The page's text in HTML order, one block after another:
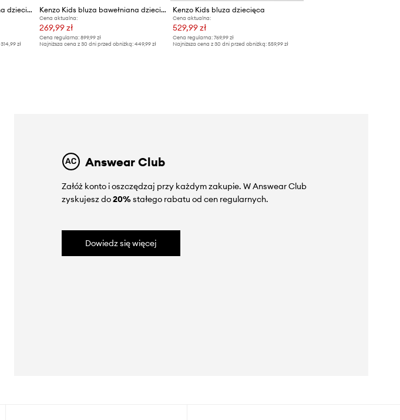
Kenzo Kids bluza bawełniana dziecięca
314,99 zł
Kenzo Kids bluza bawełniana dziecięca
Cena aktualna:
269,99 zł
Cena regularna: 899,99 zł
Najniższa cena z 30 dni przed obniżką: 449,99 zł
Kenzo Kids bluza dziecięca
Cena aktualna:
529,99 zł
Cena regularna:769,99 zł
Najniższa cena z 30 dni przed obniżką:559,99 zł
Answear Club
Załóż konto i oszczędzaj przy każdym zakupie. W Answear Club
zyskujesz do20%stałego rabatu od cen regularnych.
Dowiedz się więcej